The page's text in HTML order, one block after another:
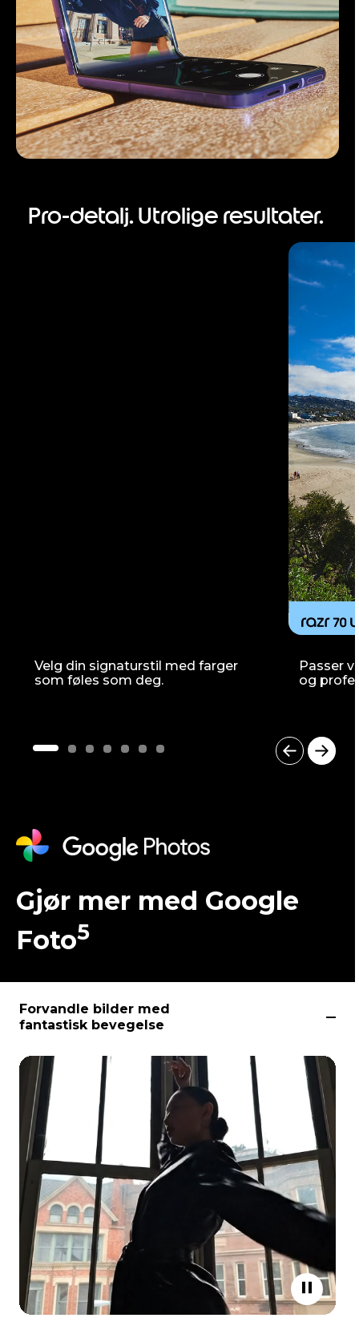
Pro-detalj. Utrolige resultater.
Velg din signaturstil med farger
som føles som deg.
Passer
og
o
Gjør mer med Google
Foto5
Forvandle bilder med
fantastisk bevegelse